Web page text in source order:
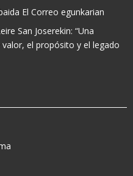
El Correo egunkarian
San Joserekin: “Una
el propósito y el legado